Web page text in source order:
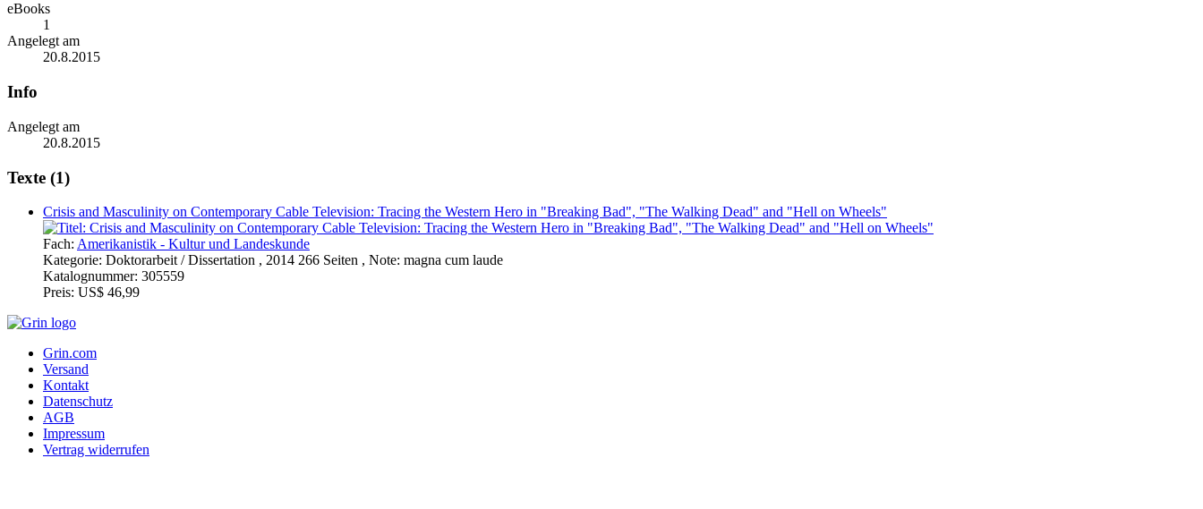
eBooks
1
Angelegt am
20.8.2015
Info
Angelegt am
20.8.2015
Texte (1)
Crisis and Masculinity on Contemporary Cable Television: Tracing the Western Hero in "Breaking Bad", "The Walking Dead" and "Hell on Wheels"
Fach: Amerikanistik - Kultur und Landeskunde
Kategorie: Doktorarbeit / Dissertation , 2014 266 Seiten , Note: magna cum laude
Katalognummer: 305559
Preis: US$ 46,99
Grin.com
Versand
Kontakt
Datenschutz
AGB
Impressum
Vertrag widerrufen